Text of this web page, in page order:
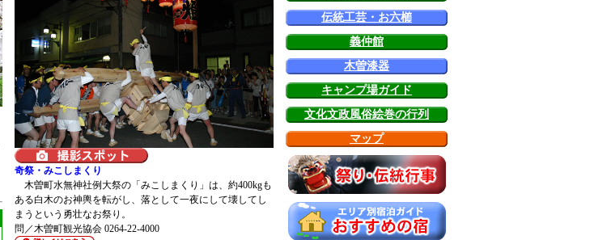
伝統工芸・お六櫛
義仲館
木曽漆器
キャンプ場ガイド
文化文政風俗絵巻の行列
マップ
奇祭・みこしまくり
木曽町水無神社例大祭の「みこしまくり」は、約400kgも
ある白木のお神輿を転がし、落として一夜にして壊してし
まうという勇壮なお祭り。
問／木曽町観光協会 0264-22-4000